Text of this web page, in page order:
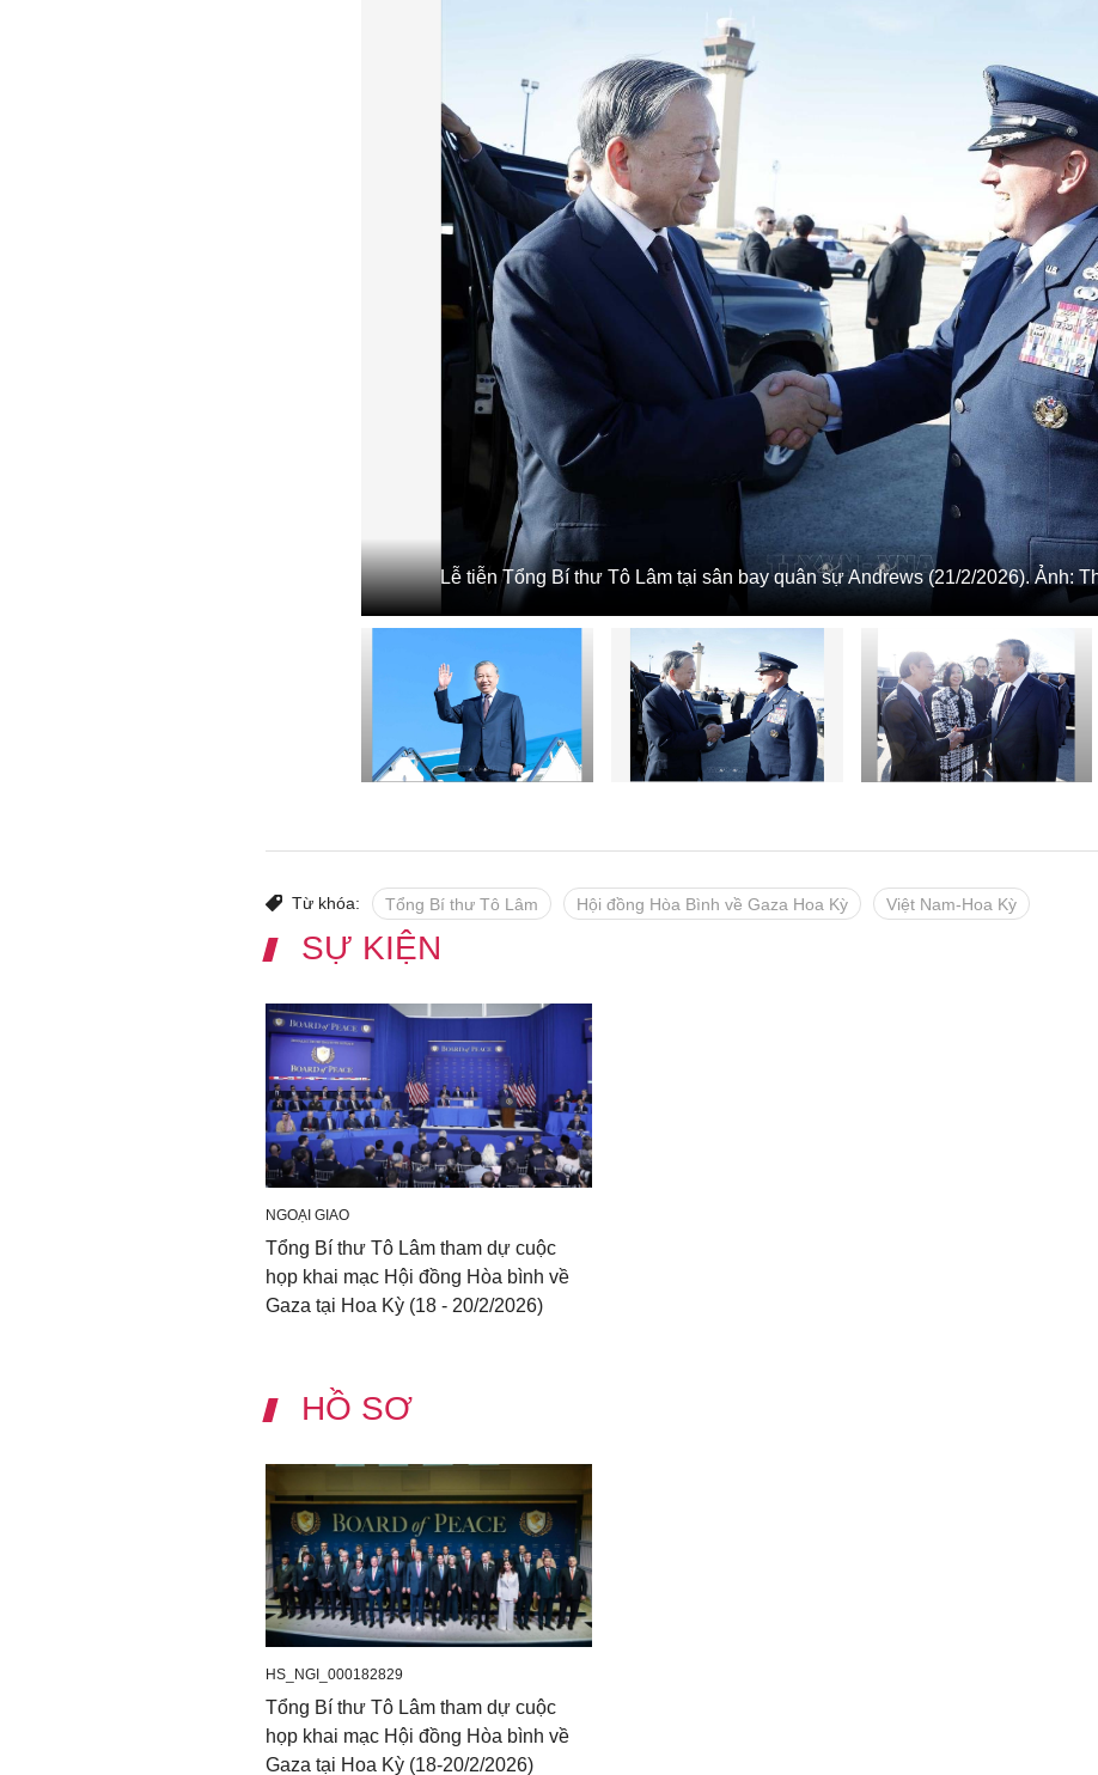
Lễ tiễn Tổng Bí thư Tô Lâm tại sân bay quân sự Andrews (21/2/2026). Ảnh:
Từ khóa: Tổng Bí thư Tô Lâm Hội đồng Hòa Bình về Gaza Hoa Kỳ Việt Nam-Hoa Kỳ
SỰ KIỆN
NGOẠI GIAO
Tổng Bí thư Tô Lâm tham dự cuộc
họp khai mạc Hội đồng Hòa bình về
Gaza tại Hoa Kỳ (18 - 20/2/2026)
HỒ SƠ
HS_NGI_000182829
Tổng Bí thư Tô Lâm tham dự cuộc
họp khai mạc Hội đồng Hòa bình về
Gaza tại Hoa Kỳ (18-20/2/2026)